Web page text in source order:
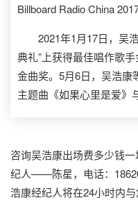
Billboard Radio China
2021年1月17日，吴浩
典礼”上获得最佳唱作歌
金曲奖。5月6日，吴浩康
主题曲《如果心里是爱》
咨询吴浩康出场费多少钱
纪人——陈星，电话：
浩康经纪人将在24小时内与